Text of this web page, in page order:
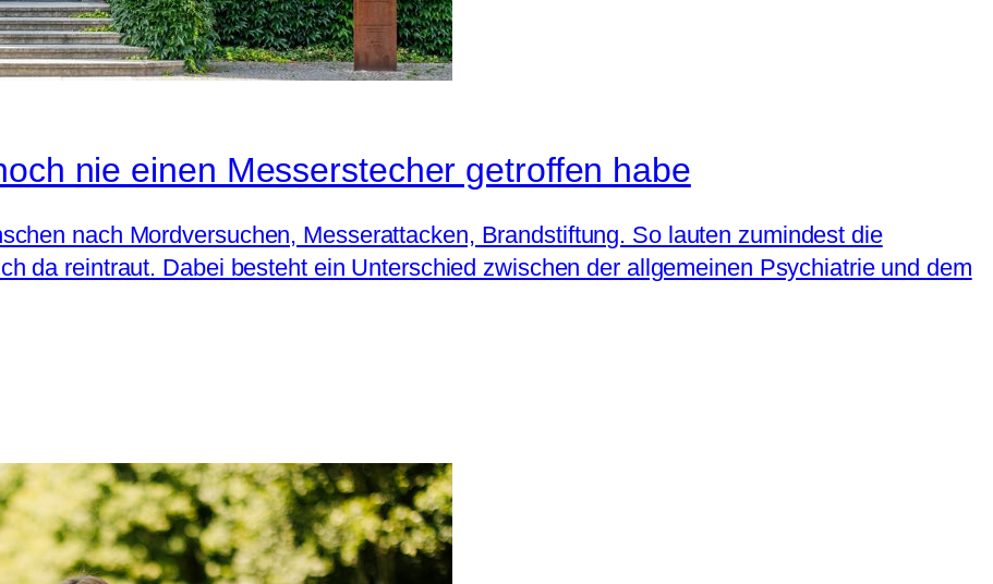
nie einen Messerstecher getroffen habe
nach Mordversuchen, Messerattacken, Brandstiftung. So lauten zumindest die
da reintraut. Dabei besteht ein Unterschied zwischen der allgemeinen Psychiatrie und dem